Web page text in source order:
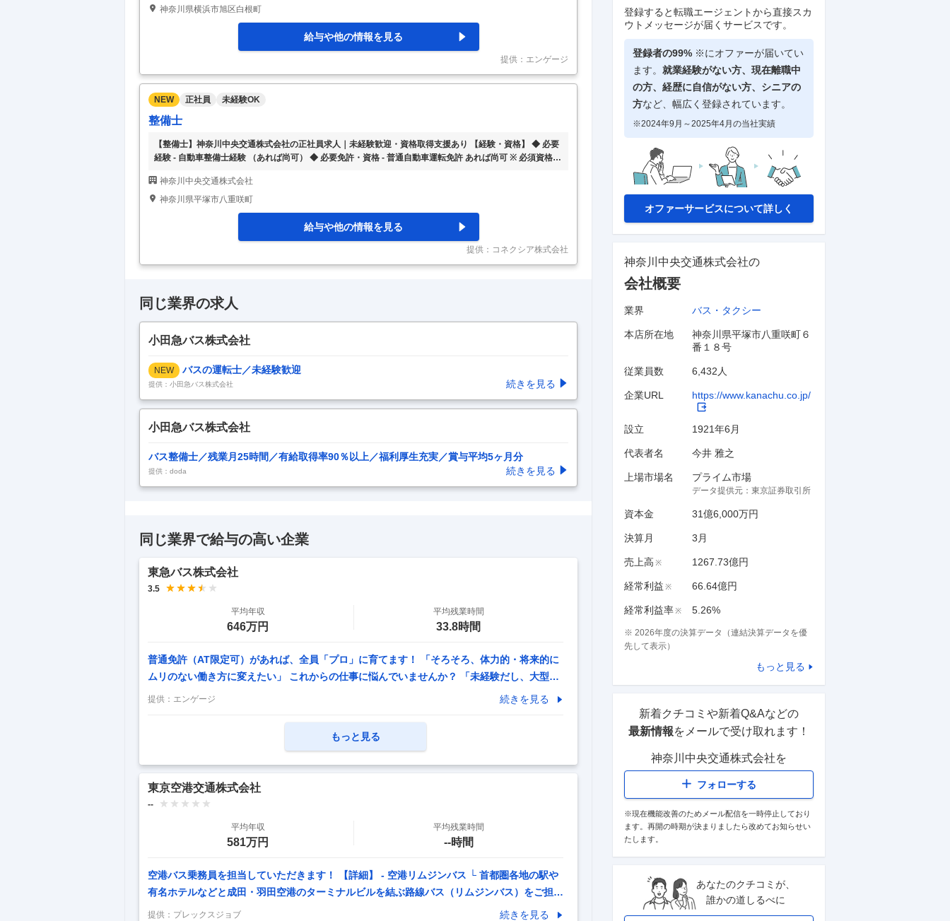
ついて＞ ▼まずは研修センターで運転技術を学ぶところから！ 入社後3日間は座学にて、職務規則、過去の
事故対応、社内での対応方法などを学びます。その後、新設された構内の教習コースを走りながら、バスの
神奈川県横浜市旭区白根町
給与や他の情報を見る
提供：エンゲージ
NEW 正社員 未経験OK
整備士
【整備士】神奈川中央交通株式会社の正社員求人｜未経験歓迎・資格取得支援あり 【経験・資格】 ◆ 必要
経験 - 自動車整備士経験 （あれば尚可） ◆ 必要免許・資格 - 普通自動車運転免許 あれば尚可 ※ 必須資格：
限：定年が６５歳のため 【仕事内容】 路線バスとして運行している大型バスの点検整備作業に従事してい
ただきます。（その他 板金、塗装や周辺機器の取り付け作業等あり） 変更の範囲：なし ◎未経験者歓迎 ◎
資格取得支援あり ◎賞与年2回 ◎昇給あり ◎社会保険完備 ◎退…
神奈川中央交通株式会社
神奈川県平塚市八重咲町
給与や他の情報を見る
提供：コネクシア株式会社
同じ業界の求人
小田急バス株式会社
NEW バスの運転士／未経験歓迎
提供：小田急バス株式会社 続きを見る
小田急バス株式会社
バス整備士／残業月25時間／有給取得率90％以上／福利厚生充実／賞与平均5ヶ月分
提供：doda 続きを見る
同じ業界で給与の高い企業
東急バス株式会社
3.5
平均年収
646万円
平均残業時間
33.8時間
普通免許（AT限定可）があれば、全員「プロ」に育てます！ 「そろそろ、体力的・将来的に
ムリのない働き方に変えたい」 これからの仕事に悩んでいませんか？ 「未経験だし、大型免
許もないし…」と諦める必要は一切ありません！ 元配送ドライバー、介護スタッフ、アパレ
を増やしたい」 「夜勤や体力的な負担が大きいのに、収入は上がらず生活に余裕が持てな
提供： エンゲージ 続きを見る
もっと見る
東京空港交通株式会社
--
平均年収
581万円
平均残業時間
--時間
空港バス乗務員を担当していただきます！ 【詳細】 - 空港リムジンバス └ 首都圏各地の駅や
有名ホテルなどと成田・羽田空港のターミナルビルを結ぶ路線バス（リムジンバス）をご担当
いただきます。経路は、一般道路と高速道路を使用します - 空港内ランプバス └ 空港ターミ
提供： プレックスジョブ 続きを見る
登録すると転職エージェントから直接スカ
ウトメッセージが届くサービスです。
登録者の99% ※にオファーが届いてい
ます。 就業経験がない方、現在離職中
の方、 経歴に自信がない方、シニアの
方など、幅広く登録されています。
※2024年9月～2025年4月の当社実績
オファーサービスについて詳しく
神奈川中央交通株式会社の
会社概要
業界 バス・タクシー
本店所在地
神奈川県平塚市八重咲町６
番１８号
従業員数 6,432人
企業URL https://www.kanachu.co.jp/
設立 1921年6月
代表者名 今井 雅之
上場市場名 プライム市場
データ提供元： 東京証券取引所
資本金 31億6,000万円
決算月 3月
売上高 ※ 1267.73億円
経常利益 ※ 66.64億円
経常利益率※ 5.26%
※ 2026年度の決算データ（連結決算データを優
先して表示）
もっと見る
新着クチコミや新着Q&Aなどの
最新情報をメールで受け取れます！
神奈川中央交通株式会社を
フォローする
※現在機能改善のためメール配信を一時停止しており
ます。再開の時期が決まりましたら改めてお知らせい
たします。
あなたのクチコミが、
誰かの道しるべに